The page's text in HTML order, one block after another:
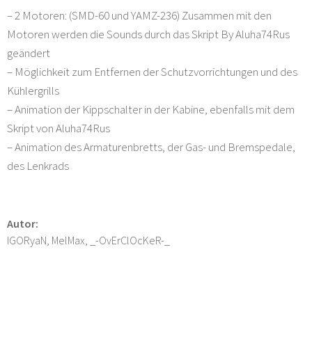
– 2 Motoren: (SMD-60 und YAMZ-236) Zusammen mit den
Motoren werden die Sounds durch das Skript By Aluha74Rus
geändert
– Möglichkeit zum Entfernen der Schutzvorrichtungen und des
Kühlergrills
– Animation der Kippschalter in der Kabine, ebenfalls mit dem
Skript von Aluha74Rus
– Animation des Armaturenbretts, der Gas- und Bremspedale,
des Lenkrads
Autor:
IGORyaN, MelMax, _-OvErClOcKeR-_